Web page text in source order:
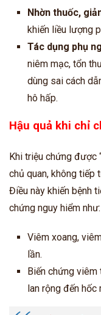
Nhờn thuốc,
khiến liều lượng
Tác dụng phụ
niêm mạc, tổn
dùng sai cách
hô hấp.
Hậu quả khi chỉ
Khi triệu chứng được
chủ quan, không tiếp
Điều này khiến bệnh
chứng nguy hiểm như:
Viêm xoang,
lần.
Biến chứng
lan rộng đến hốc